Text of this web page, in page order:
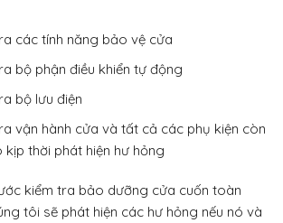
các tính năng bảo vệ cửa
bộ phận điều khiển tự động
bộ lưu điện
vận hành cửa và tất cả các phụ kiện còn
kịp thời phát hiện hư hỏng
kiểm tra bảo dưỡng cửa cuốn toàn
tôi sẽ phát hiện các hư hỏng nếu nó và